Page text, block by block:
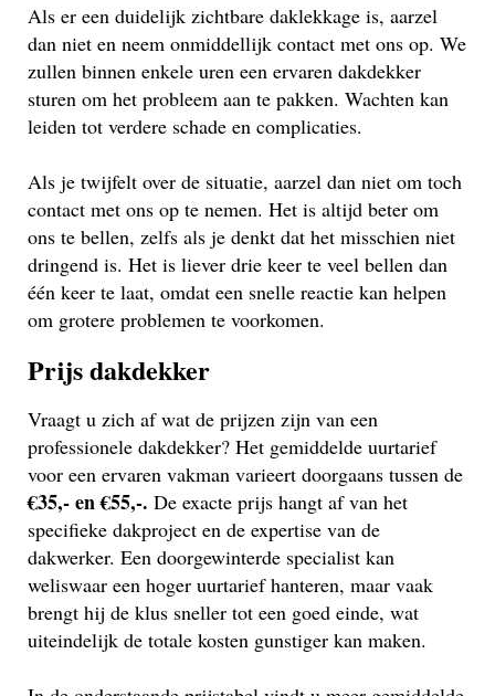
Als er een duidelijk zichtbare daklekkage is, aarzel
dan niet en neem onmiddellijk contact met ons op. We
zullen binnen enkele uren een ervaren dakdekker
sturen om het probleem aan te pakken. Wachten kan
leiden tot verdere schade en complicaties.
Als je twijfelt over de situatie, aarzel dan niet om toch
contact met ons op te nemen. Het is altijd beter om
ons te bellen, zelfs als je denkt dat het misschien niet
dringend is. Het is liever drie keer te veel bellen dan
één keer te laat, omdat een snelle reactie kan helpen
om grotere problemen te voorkomen.
Prijs dakdekker
Vraagt u zich af wat de prijzen zijn van een
professionele dakdekker? Het gemiddelde uurtarief
voor een ervaren vakman varieert doorgaans tussen de
€35,- en €55,-. De exacte prijs hangt af van het
specifieke dakproject en de expertise van de
dakwerker. Een doorgewinterde specialist kan
weliswaar een hoger uurtarief hanteren, maar vaak
brengt hij de klus sneller tot een goed einde, wat
uiteindelijk de totale kosten gunstiger kan maken.